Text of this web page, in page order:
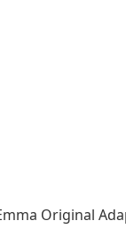
Original